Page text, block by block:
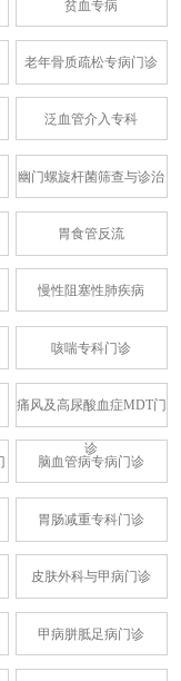
贫血专病
老年骨质疏松专病门诊
泛血管介入专科
幽门螺旋杆菌筛查与诊治
胃食管反流
慢性阻塞性肺疾病
咳喘专科门诊
痛风及高尿酸血症MDT门
诊
脑血管病专病门诊
胃肠减重专科门诊
皮肤外科与甲病门诊
甲病胼胝足病门诊